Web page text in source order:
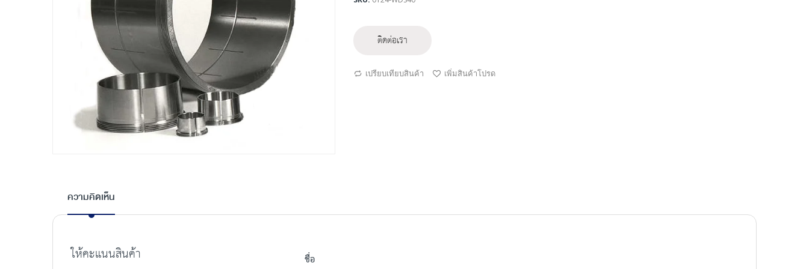
beginning
of
images
gallery
ติดต่อเรา
เปรียบเทียบสินค้า เพิ่มสินค้าโปรด
ความคิดเห็น
ให้คะแนนสินค้า ชื่อ